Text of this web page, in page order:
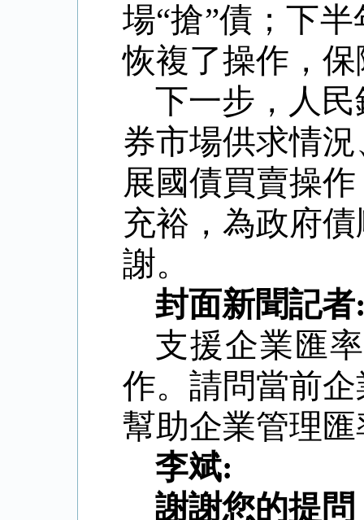
場“搶”債；下半
恢複了操作，
下一步，人
券市場供求情
展國債買賣操
充裕，為政府
謝。
封面新聞記者
支援企業匯
作。請問當前
幫助企業管理
李斌:
謝謝您的提